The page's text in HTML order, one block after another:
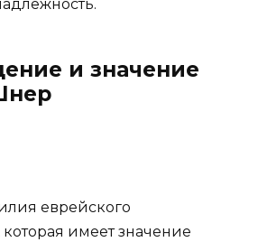
и значение
еврейского
имеет значение